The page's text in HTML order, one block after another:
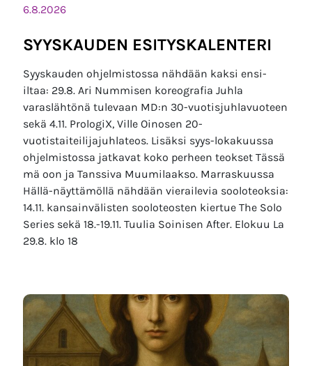
6.8.2026
SYYSKAUDEN ESITYSKALENTERI
Syyskauden ohjelmistossa nähdään kaksi ensi-
iltaa: 29.8. Ari Nummisen koreografia Juhla
varaslähtönä tulevaan MD:n 30-vuotisjuhlavuoteen
sekä 4.11. PrologiX, Ville Oinosen 20-
vuotistaiteilijajuhlateos. Lisäksi syys-lokakuussa
ohjelmistossa jatkavat koko perheen teokset Tässä
mä oon ja Tanssiva Muumilaakso. Marraskuussa
Hällä-näyttämöllä nähdään vierailevia sooloteoksia:
14.11. kansainvälisten sooloteosten kiertue The Solo
Series sekä 18.-19.11. Tuulia Soinisen After. Elokuu La
29.8. klo 18